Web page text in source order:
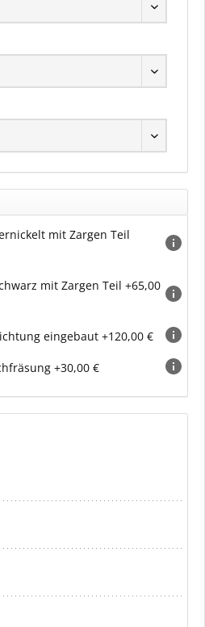
mit Zargen Teil
mit Zargen Teil +65,00
eingebaut +120,00 €
+30,00 €